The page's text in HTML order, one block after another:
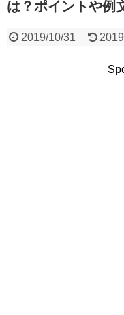
は？ポイントや例
2019/10/31